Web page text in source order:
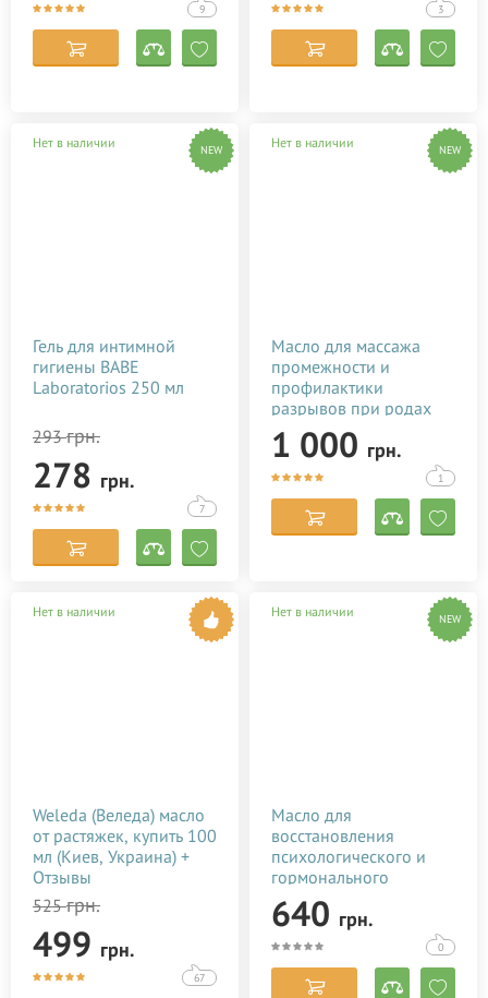
9 3
Нет в наличии NEW
Гель для интимной
гигиены BABE
Laboratorios 250 мл
293грн.
278 грн.
7
Нет в наличии NEW
Масло для массажа
промежности и
профилактики
разрывов при родах
Baby Teva Peri Oil 100
мл
1 000 грн.
1
Нет в наличии
Weleda (Веледа) масло
от растяжек, купить 100
мл (Киев, Украина) +
Отзывы
525грн.
499 грн.
67
Нет в наличии NEW
Масло для
восстановления
психологического и
гормонального
состояния после родов
Baby Teva Roga Oil 100
мл
640 грн.
0